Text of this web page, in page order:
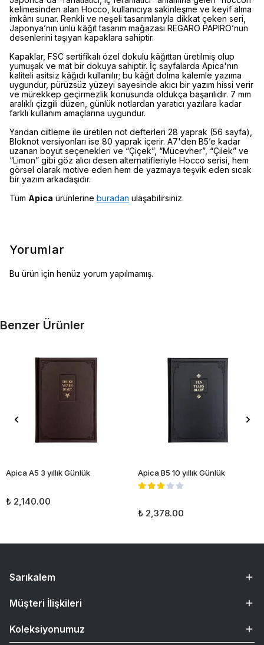
kelimesinden alan Hocco, kullanıcıya sakinleşme ve keyif alma
imkânı sunar. Renkli ve neşeli tasarımlarıyla dikkat çeken seri,
Japonya’nın ünlü kâğıt tasarım mağazası REGARO PAPIRO’nun
desenlerini taşıyan kapaklara sahiptir.
Kapaklar, FSC sertifikalı özel dokulu kâğıttan üretilmiş olup
yumuşak ve mat bir dokuya sahiptir. İç sayfalarda Apica'nın
kaliteli asitsiz kâğıdı kullanılır; bu kâğıt dolma kalemle yazıma
uygundur, pürüzsüz yüzeyi sayesinde akıcı bir yazım hissi verir
ve mürekkep geçirmezlik konusunda oldukça başarılıdır. 7 mm
aralıklı çizgili düzen, günlük notlardan yaratıcı yazılara kadar
farklı kullanım amaçlarına uygundur.
Yandan ciltleme ile üretilen not defterleri 28 yaprak (56 sayfa),
Bloknot versiyonları ise 80 yaprak içerir. A7'den B5’e kadar
uzanan boyut seçenekleri ve “Çiçek”, “Mücevher”, “Çilek” ve
“Limon” gibi göz alıcı desen alternatifleriyle Hocco serisi, hem
görsel olarak motive eden hem de yazmaya teşvik eden sıcak
bir yazım arkadaşıdır.
Tüm Apica ürünlerine buradan ulaşabilirsiniz.
Yorumlar
Bu ürün için henüz yorum yapılmamış.
Benzer Ürünler
Apica A5 3 yıllık Günlük
₺ 2,140.00
Apica B5 10 yıllık Günlük
₺ 2,378.00
Sarıkalem
Müşteri İlişkileri
Koleksiyonumuz